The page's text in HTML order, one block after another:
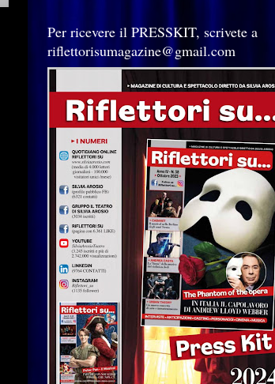
Per ricevere il PRESSKIT, scrivete a
riflettorisumagazine@gmail.com